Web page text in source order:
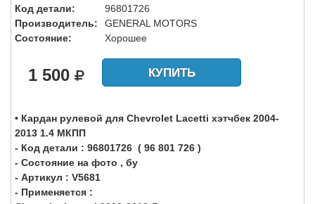
Код детали:
96801726
Производитель:
GENERAL MOTORS
Состояние:
Хорошее
1 500 КУПИТЬ
• Кардан рулевой для Chevrolet Lacetti хэтчбек 2004-
2013 1.4 МКПП
- Код детали : 96801726 ( 96 801 726 )
- Состояние на фото , бу
- Артикул : V5681
- Применяется :